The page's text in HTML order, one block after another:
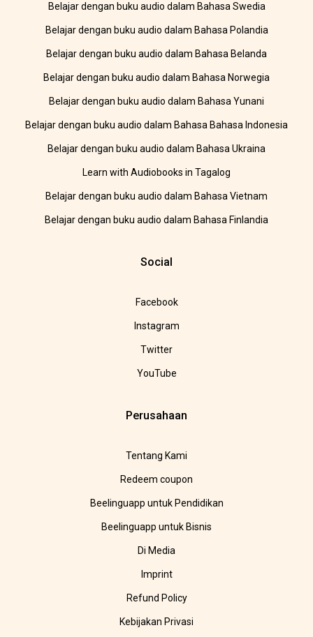
Belajar dengan buku audio dalam Bahasa Swedia
Belajar dengan buku audio dalam Bahasa Polandia
Belajar dengan buku audio dalam Bahasa Belanda
Belajar dengan buku audio dalam Bahasa Norwegia
Belajar dengan buku audio dalam Bahasa Yunani
Belajar dengan buku audio dalam Bahasa Bahasa Indonesia
Belajar dengan buku audio dalam Bahasa Ukraina
Learn with Audiobooks in Tagalog
Belajar dengan buku audio dalam Bahasa Vietnam
Belajar dengan buku audio dalam Bahasa Finlandia
Social
Facebook
Instagram
Twitter
YouTube
Perusahaan
Tentang Kami
Redeem coupon
Beelinguapp untuk Pendidikan
Beelinguapp untuk Bisnis
Di Media
Imprint
Refund Policy
Kebijakan Privasi